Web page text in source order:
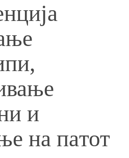
и
на патот